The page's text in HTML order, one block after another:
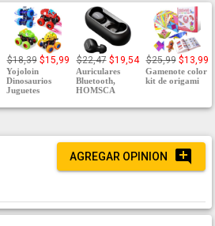
$18,39 $15,99
Yojoloin
Dinosaurios
Juguetes
$22,47 $19,54
Auriculares
Bluetooth,
HOMSCA
$25,99 $13,99
Gamenote color
kit de origami
AGREGAR OPINION